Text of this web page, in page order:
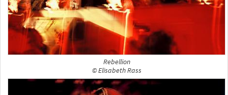
Rebellion
© Elisabeth Rass